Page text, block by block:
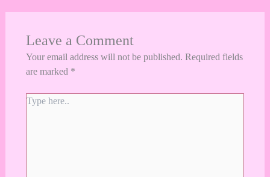
Leave a Comment
Your email address will not be published. Required fields
are marked *
Type